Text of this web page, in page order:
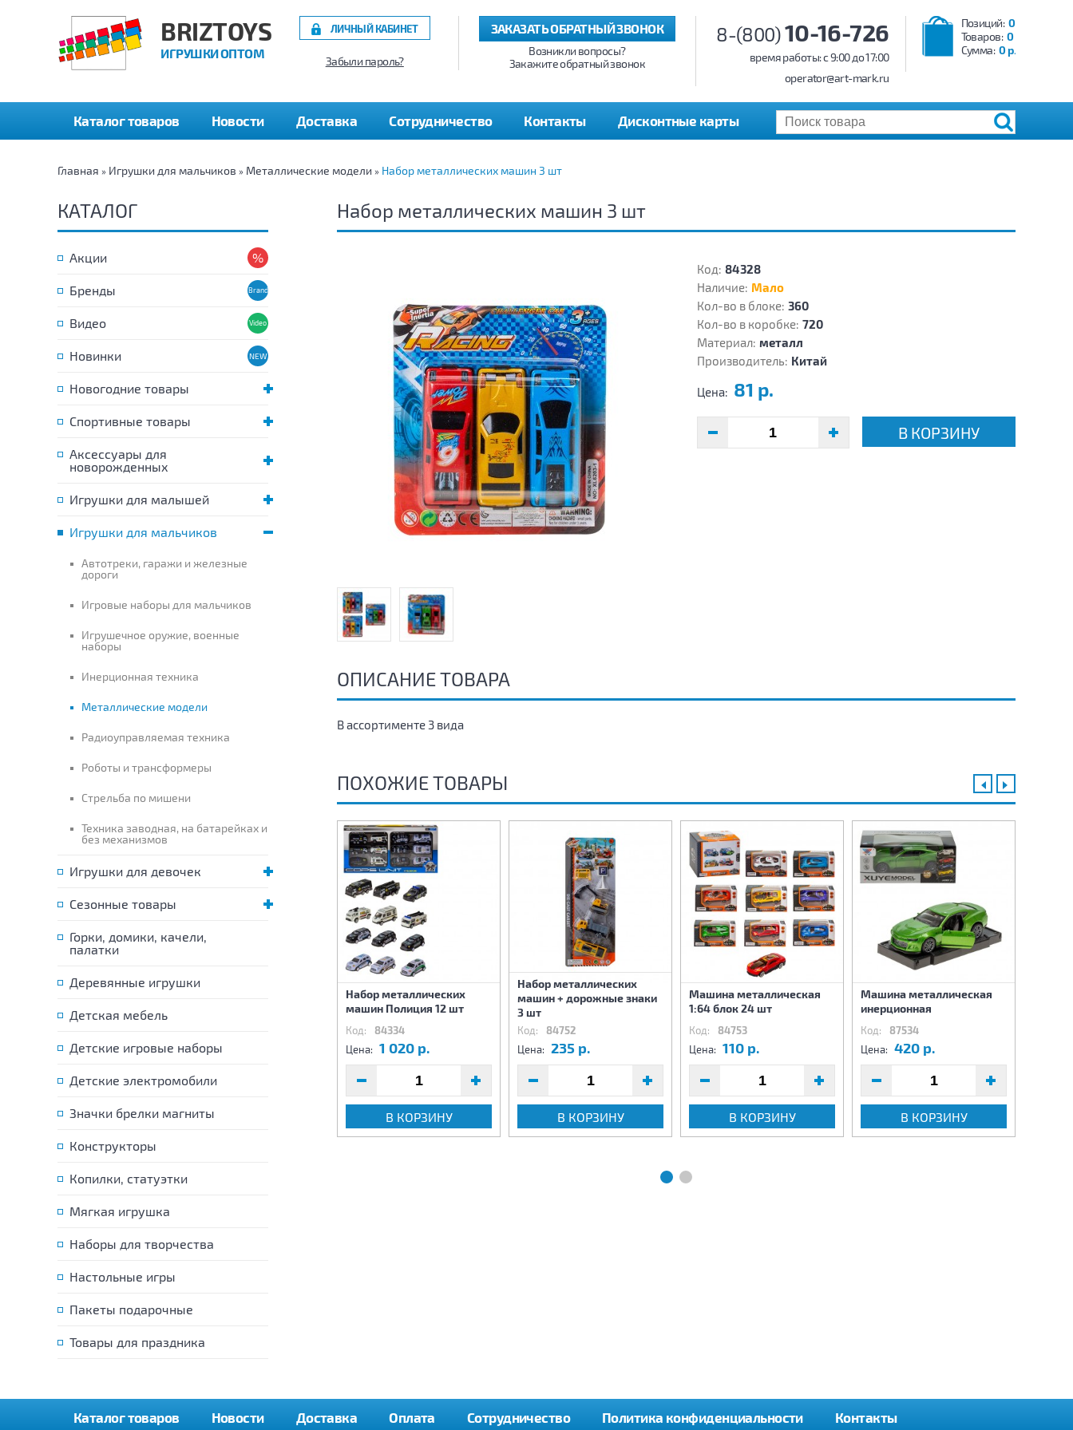
BRIZTOYS
ИГРУШКИ ОПТОМ
Позиций: 0
Товаров: 0
Сумма: 0 р.
8-(800)10-16-726
время работы: c 9:00 до 17:00
operator@art-mark.ru
ЗАКАЗАТЬ ОБРАТНЫЙ ЗВОНОК
Возникли вопросы?
Закажите обратный звонок
ЛИЧНЫЙ КАБИНЕТ
Забыли пароль?
Каталог товаров Новости Доставка Сотрудничество Контакты Дисконтные карты
Главная » Игрушки для мальчиков » Металлические модели » Набор металлических машин 3 шт
КАТАЛОГ
Акции
Бренды
Видео
Новинки
Новогодние товары
Спортивные товары
Аксессуары для
новорожденных
Игрушки для малышей
Игрушки для мальчиков
Автотреки, гаражи и железные
дороги
Игровые наборы для мальчиков
Игрушечное оружие, военные
наборы
Инерционная техника
Металлические модели
Радиоуправляемая техника
Роботы и трансформеры
Стрельба по мишени
Техника заводная, на батарейках и
без механизмов
Игрушки для девочек
Сезонные товары
Горки, домики, качели,
палатки
Деревянные игрушки
Детская мебель
Детские игровые наборы
Детские электромобили
Значки брелки магниты
Конструкторы
Копилки, статуэтки
Мягкая игрушка
Наборы для творчества
Настольные игры
Пакеты подарочные
Товары для праздника
Набор металлических машин 3 шт
Код: 84328
Наличие: Мало
Кол-во в блоке: 360
Кол-во в коробке: 720
Материал: металл
Производитель: Китай
Цена: 81 р.
В КОРЗИНУ
ОПИСАНИЕ ТОВАРА
В ассортименте 3 вида
ПОХОЖИЕ ТОВАРЫ
Машина металлическая
инерционная
420 р.
В КОРЗИНУ
Цена: 420 р.
В КОРЗИНУ
Набор металлических
машин Полиция 12 шт
Код: 84334
Цена: 1 020 р.
В КОРЗИНУ
Набор металлических
машин + дорожные знаки
3 шт
Код: 84752
Цена: 235 р.
В КОРЗИНУ
Машина металлическая
1:64 блок 24 шт
Код: 84753
Цена: 110 р.
В КОРЗИНУ
Машина металлическая
инерционная
Код: 87534
Цена: 420 р.
В КОРЗИНУ
Каталог товаров Новости Доставка Оплата Сотрудничество Политика конфиденциальности Контакты